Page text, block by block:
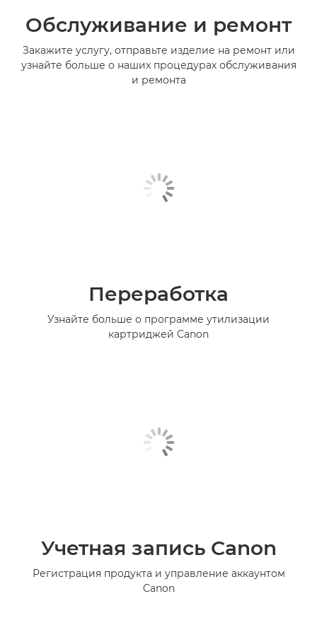
Обслуживание и ремонт
Закажите услугу, отправьте изделие на ремонт или
узнайте больше о наших процедурах обслуживания
и ремонта
Переработка
Узнайте больше о программе утилизации
картриджей Canon
Учетная запись Canon
Регистрация продукта и управление аккаунтом
Canon